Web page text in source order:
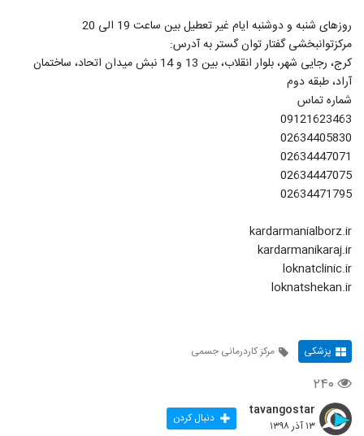
روزهای شنبه و دوشنبه ایام غیر تعطیل بین ساعت 19 الی 20
مرکزتوانبخشی گفتار توان گستر به آدرس:
کرج، رجایی شهر، بلوار انقلاب، بین 13 و 14 نبش میدان اتحاد، ساختمان
آراد، طبقه دوم
شماره تماس
09121623463
02634405830
02634447071
02634447075
02634471795
kardarmanialborz.ir
kardarmanikaraj.ir
loknatclinic.ir
loknatshekan.ir
پزشکی مرکز کاردرمانی جسمی
۲۴۰
tavangostar
۱۳ آذر ۱۳۹۸ دنبال کردن